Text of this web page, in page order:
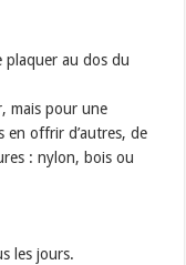
plaquer au dos du
mais pour une
en offrir d’autres, de
: nylon, bois ou
les jours.